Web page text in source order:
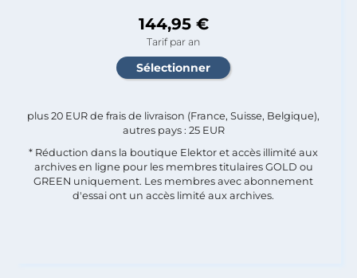
144,95 €
Tarif par an
plus 20 EUR de frais de livraison (France, Suisse, Belgique),
autres pays : 25 EUR
* Réduction dans la boutique Elektor et accès illimité aux
archives en ligne pour les membres titulaires GOLD ou
GREEN uniquement. Les membres avec abonnement
d'essai ont un accès limité aux archives.